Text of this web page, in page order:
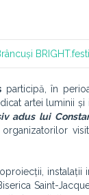
participă, în
artei luminii
adus lui
Saint-